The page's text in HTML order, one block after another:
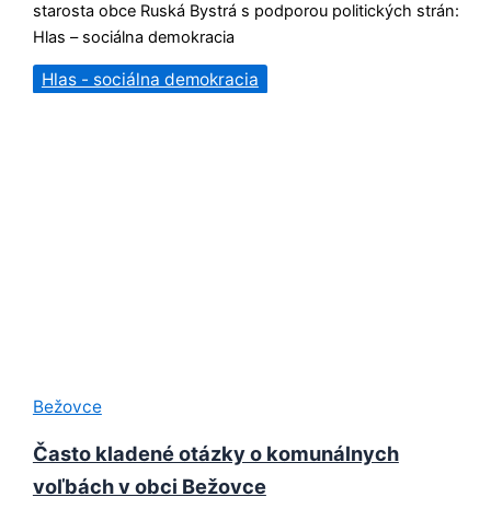
starosta obce Ruská Bystrá s podporou politických strán:
Hlas – sociálna demokracia
Hlas - sociálna demokracia
Bežovce
Často kladené otázky o komunálnych
voľbách v obci Bežovce